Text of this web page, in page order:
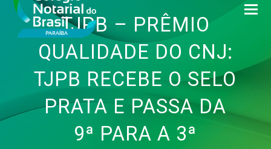
TJPB – PRÊMIO
QUALIDADE DO CNJ:
TJPB RECEBE O SELO
PRATA E PASSA DA
9ª PARA A 3ª